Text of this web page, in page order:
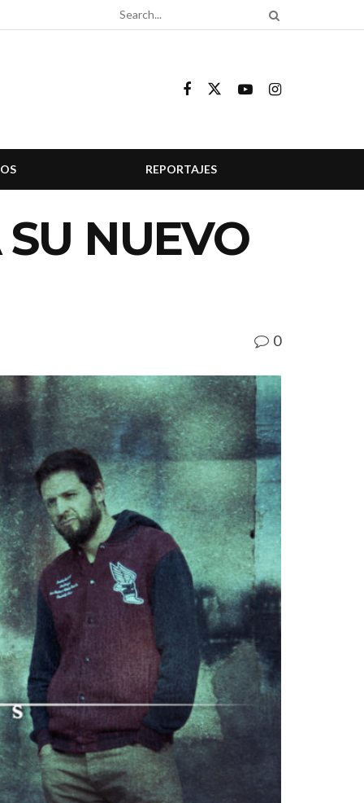
REPORTAJES
NUEVO
0